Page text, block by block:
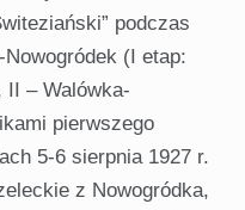
podczas
(I etap:
II – Walówka-
pierwszego
5-6 sierpnia 1927 r.
z Nowogródka,